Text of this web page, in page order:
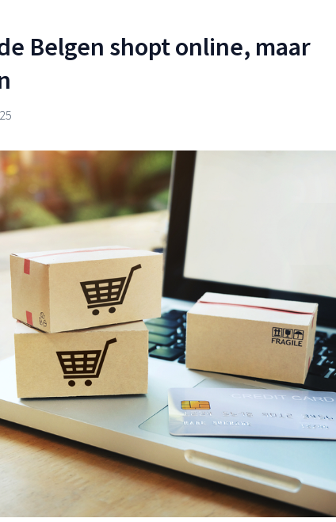
Belgen shopt online, maar